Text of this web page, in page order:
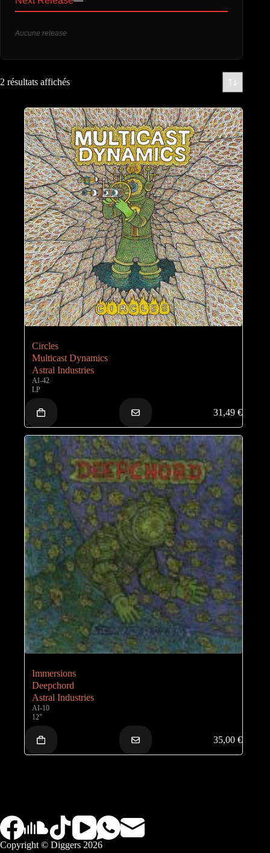
Aucune release
2 résultats affichés
Circles
Multicast Dynamics
Astral Industries
AI-42
LP
31,49€
Immersions
Deepchord
Astral Industries
AI-10
12"
35,00€
Copyright © Diggers 2026